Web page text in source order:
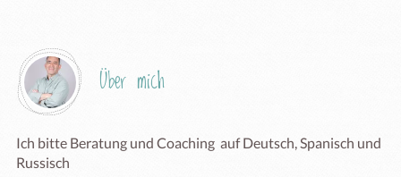
Über mich
Ich bitte Beratung und Coaching  auf Deutsch, Spanisch und
Russisch